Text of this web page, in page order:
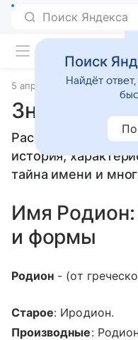
Поиск Яндекса
5 апреля 2010 Значение
Значение
Расскажем, что
история,
тайна имени и
Имя
и формы
Родион - (от
Старое: Иродион.
Производные:
Поиск
Найдёт